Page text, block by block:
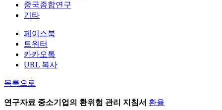
중국종합연구
기타
페이스북
트위터
카카오톡
URL 복사
목록으로
연구자료 중소기업의 환위험 관리 지침서 환율